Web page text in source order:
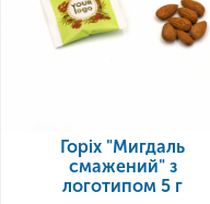
Горіх "Мигдаль
смажений" з
логотипом 5 г